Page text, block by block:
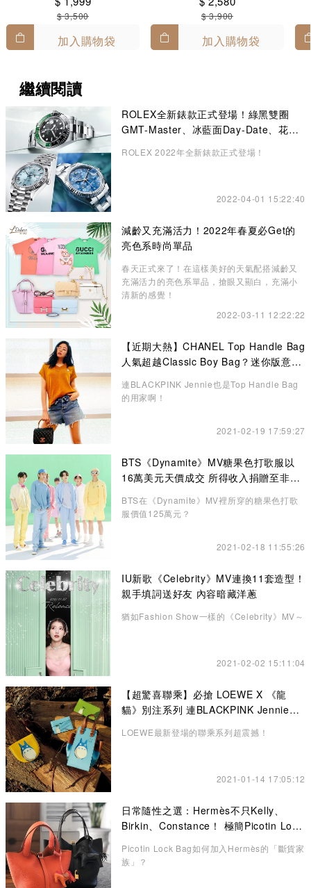
$ 3,500
加入購物袋
$ 3,900
加入購物袋
繼續閱讀
ROLEX全新錶款正式登場！綠黑雙圈
GMT-Master、冰藍面Day-Date、花卉
ROLEX 2022年全新錶款正式登場！
2022-04-01 15:22:40
減齡又充滿活力！2022年春夏必Get的
亮色系時尚單品
春天正式來了！在這樣美好的天氣配搭減齡又
充滿活力的亮色系單品，搶眼又顯白，充滿小
清新的感覺！
2022-03-11 12:22:22
【近期大熱】CHANEL Top Handle Bag
人氣超越Classic Boy Bag？迷你版意想
連BLACKPINK Jennie也是Top Handle Bag
的用家啊！
2021-02-19 17:59:27
BTS《Dynamite》MV糖果色打歌服以
16萬美元天價成交 所得收入捐贈至非牟
BTS在《Dynamite》MV裡所穿的糖果色打歌
服價值125萬元？
2021-02-18 11:55:26
IU新歌《Celebrity》MV連換11套造型！
親手填詞送好友 內容暗藏洋蔥
猶如Fashion Show一樣的《Celebrity》MV～
2021-02-02 15:11:04
【超驚喜聯乘】必搶 LOEWE X 《龍
貓》別注系列 連BLACKPINK Jennie也
LOEWE最新登場的聯乘系列超震撼！
2021-01-14 17:05:12
日常隨性之選：Hermès不只Kelly、
Birkin、Constance！ 極簡Picotin Lock
Picotin Lock Bag如何加入Hermès的「斷貨家
族」？